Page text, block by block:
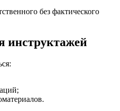
без фактического
инструктажей